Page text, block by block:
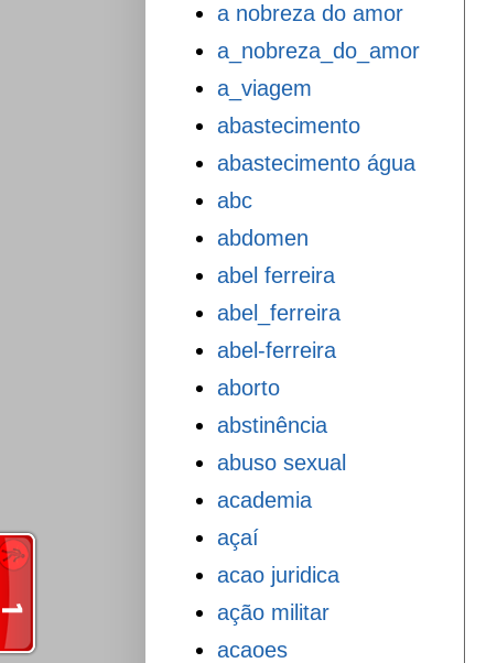
a nobreza do amor
a_nobreza_do_amor
a_viagem
abastecimento
abastecimento água
abc
abdomen
abel ferreira
abel_ferreira
abel-ferreira
aborto
abstinência
abuso sexual
academia
açaí
acao juridica
ação militar
acaoes